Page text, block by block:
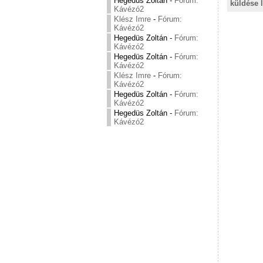
Kávézó2
Klész Imre - Fórum:
Kávézó2
Hegedüs Zoltán - Fórum:
Kávézó2
Hegedüs Zoltán - Fórum:
Kávézó2
Klész Imre - Fórum:
Kávézó2
Hegedüs Zoltán - Fórum:
Kávézó2
Hegedüs Zoltán - Fórum:
Kávézó2
küldése